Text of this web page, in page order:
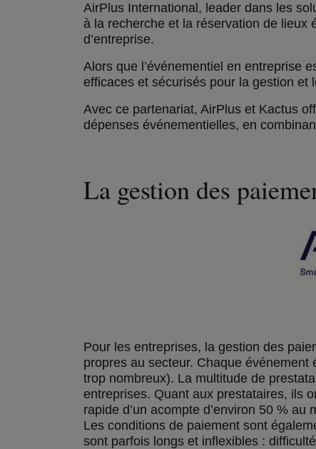
AirPlus International, leader dans les
à la recherche et la réservation de lieux
d’entreprise.
Alors que l’événementiel en entreprise
efficaces et sécurisés pour la gestion et
Avec ce partenariat, AirPlus et Kactus
dépenses événementielles, en
La gestion des
Pour les entreprises, la gestion des
propres au secteur. Chaque événement
trop nombreux). La multitude de
entreprises. Quant aux prestataires, ils
rapide d’un acompte d’environ 50 %
Les conditions de paiement sont
sont parfois longs et inflexibles :